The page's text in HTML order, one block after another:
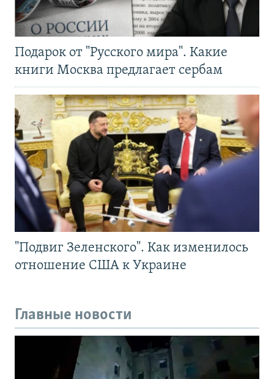
Подарок от "Русского мира". Какие
книги Москва предлагает сербам
"Подвиг Зеленского". Как изменилось
отношение США к Украине
Главные новости